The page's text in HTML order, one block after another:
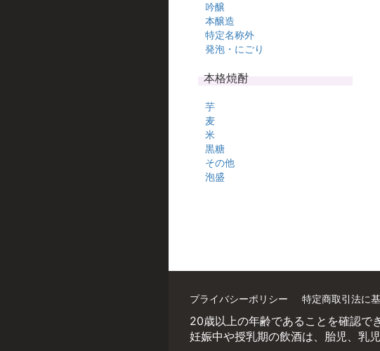
吟醸
本醸造
特定名称外
発泡・にごり
本格焼酎
芋
麦
米
黒糖
その他
泡盛
プライバシーポリシー 特定商取引法に
20歳以上の年齢であることを確認で
妊娠中や授乳期の飲酒は、胎児、乳